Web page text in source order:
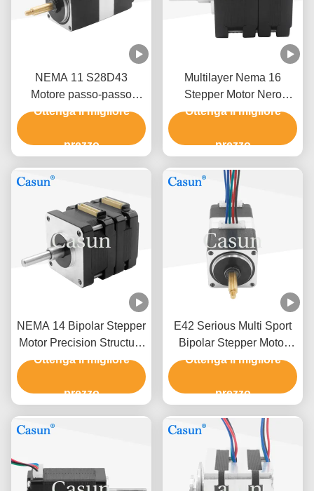
NEMA 11 S28D43
Motore passo-passo
bipolare serio 55mN.M
medica
Ottenga il migliore
prezzo
Multilayer Nema 16
Stepper Motor Nero
Colore Per Dispositivi
ROHS
Ottenga il migliore
prezzo
NEMA 14 Bipolar Stepper
Motor Precision Structure
120mN.M
Ottenga il migliore
prezzo
E42 Serious Multi Sport
Bipolar Stepper Motor
NEMA 17 200mN.M Per
automazione
Ottenga il migliore
prezzo